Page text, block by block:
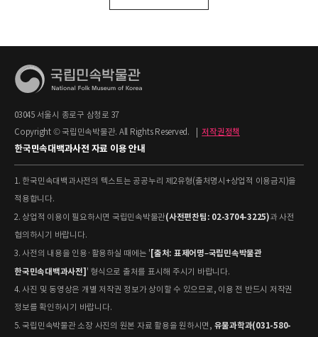
03045 서울시 종로구 삼청로 37
Copyright © 국립민속박물관. All Rights Reserved.
저작권정책
한국민속대백과사전 자료 이용 안내
1. 한국민속대백과사전의 텍스트는 공공누리 제2유형(출처명시+상업적 이용금지)을
적용합니다.
2. 상업적 이용이 필요하시면 국립민속박물관(사전편찬팀: 02-3704-3225)과 사전
협의하시기 바랍니다.
3. 사전의 내용을 인용·활용하실 때에는 ' [출처: 표제어명–국립민속박물관
한국민속대백과사전] ' 형식으로 출처를 표시해 주시기 바랍니다.
4. 사진 및 동영상은 개별 저작권 정보가 상이할 수 있으므로, 이용 전 반드시 저작권
정보를 확인하시기 바랍니다.
5. 국립민속박물관 소장 사진의 원본 자료 활용을 원하시면, 유물과학과(031-580-